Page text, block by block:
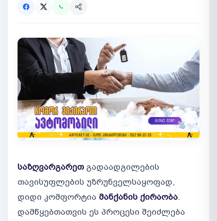
საზღვარგარეთ გადაადგილების
თავისუფლების უზრუნველსაყოფად,
დიდი კომფორტია მანქანის ქირაობა.
დამწყებთათვის ეს პროცესი შეიძლება